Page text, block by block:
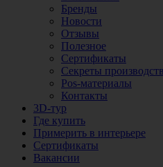
Бренды
Новости
Отзывы
Полезное
Сертификаты
Секреты
Pos-материалы
Контакты
3D-тур
Где купить
Примерить в интерьере
Сертификаты
Вакансии